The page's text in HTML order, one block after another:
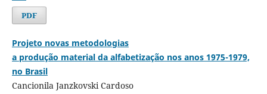
PDF
Projeto novas metodologias
a produção material da alfabetização nos anos 1975-1979,
no Brasil
Cancionila Janzkovski Cardoso